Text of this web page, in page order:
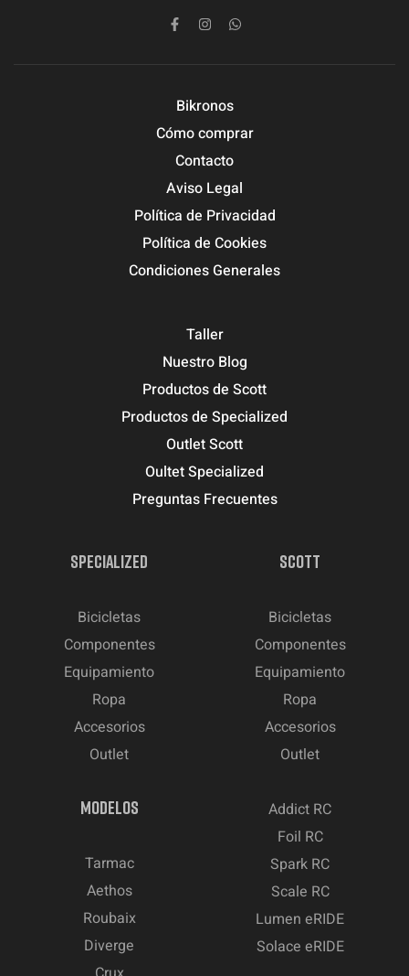
Bikronos
Cómo comprar
Contacto
Aviso Legal
Política de Privacidad
Política de Cookies
Condiciones Generales
Taller
Nuestro Blog
Productos de Scott
Productos de Specialized
Outlet Scott
Oultet Specialized
Preguntas Frecuentes
SPECIALIZED
Bicicletas
Componentes
Equipamiento
Ropa
Accesorios
Outlet
SCOTT
Bicicletas
Componentes
Equipamiento
Ropa
Accesorios
Outlet
MODELOS
Tarmac
Aethos
Roubaix
Diverge
Addict RC
Foil RC
Spark RC
Scale RC
Lumen eRIDE
Solace eRIDE